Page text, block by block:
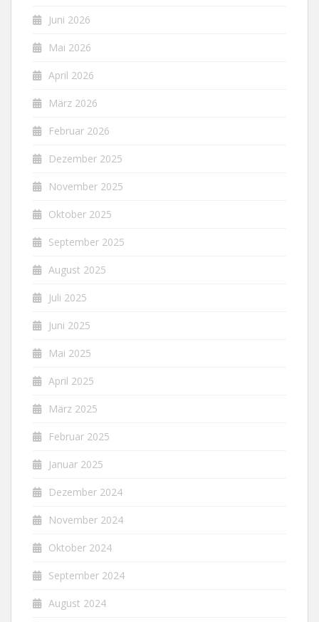
Juni 2026
Mai 2026
April 2026
März 2026
Februar 2026
Dezember 2025
November 2025
Oktober 2025
September 2025
August 2025
Juli 2025
Juni 2025
Mai 2025
April 2025
März 2025
Februar 2025
Januar 2025
Dezember 2024
November 2024
Oktober 2024
September 2024
August 2024